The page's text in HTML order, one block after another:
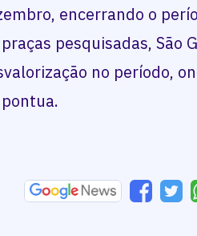
encerrando o
pesquisadas, São
no período,